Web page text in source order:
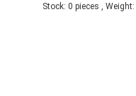
Stock: 0 pieces , Weight: